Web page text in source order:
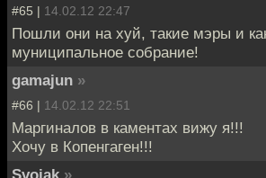
#65 | 14.02.12 22:47
Пошли они на хуй, такие мэры и
муниципальное собрание!
gamajun »
#66 | 14.02.12 22:51
Маргиналов в каментах вижу я!!!
Хочу в Копенгаген!!!